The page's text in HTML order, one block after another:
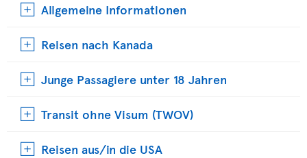
Allgemeine Informationen
Reisen nach Kanada
Junge Passagiere unter 18 Jahren
Transit ohne Visum (TWOV)
Reisen aus/in die USA